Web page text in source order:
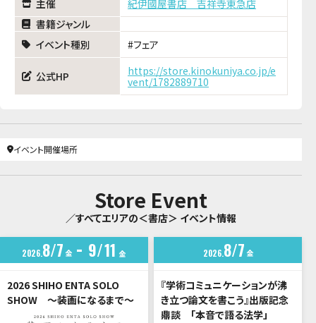
主催
紀伊國屋書店 吉祥寺東急店
書籍ジャンル
イベント種別
フェア
公式HP
https://store.kinokuniya.co.jp/e
vent/1782889710
イベント開催場所
Store Event
／すべてエリアの＜書店＞ イベント情報
2026 8 7 金 9 11 金
2026 SHIHO ENTA SOLO
SHOW ～装画になるまで～
20268 7 金
『学術コミュニケーションが沸
き立つ論文を書こう』出版記念
鼎談 「本音で語る法学」